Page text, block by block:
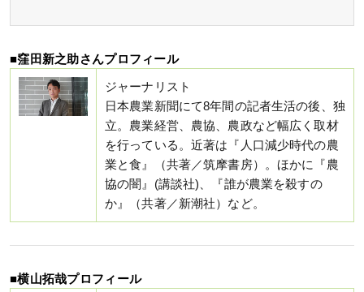
■窪田新之助さんプロフィール
ジャーナリスト
日本農業新聞にて8年間の記者生活の後、独
立。農業経営、農協、農政など幅広く取材
を行っている。近著は『人口減少時代の農
業と食』（共著／筑摩書房）。ほかに『農
協の闇』(講談社)、『誰が農業を殺すの
か』（共著／新潮社）など。
■横山拓哉プロフィール